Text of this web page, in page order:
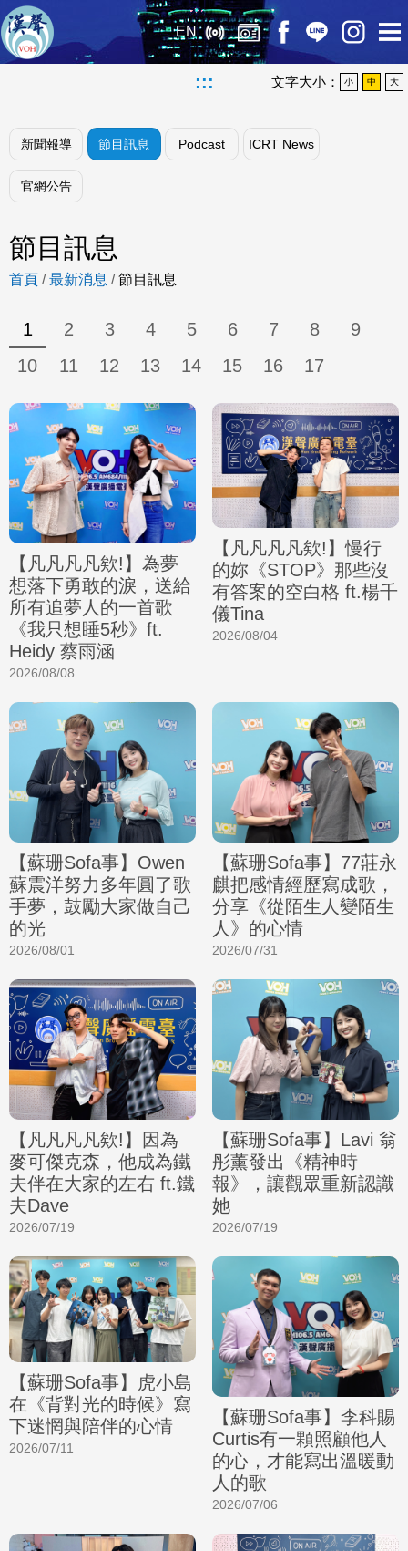
EN
::: 文字大小： 小 中 大
新聞報導 節目訊息 Podcast ICRT News
官網公告
節目訊息
首頁 /最新消息 /節目訊息
1 2 3 4 5 6 7 8
9
10
11 12 13 14 15 16 17
【凡凡凡凡欸!】為夢
想落下勇敢的淚，送給
所有追夢人的一首歌
《我只想睡5秒》ft.
Heidy 蔡雨涵
2026/08/08
【凡凡凡凡欸!】慢行
的妳《STOP》那些沒
有答案的空白格 ft.楊千
儀Tina
2026/08/04
【蘇珊Sofa事】Owen
蘇震洋努力多年圓了歌
手夢，鼓勵大家做自己
的光
2026/08/01
【蘇珊Sofa事】77莊永
麒把感情經歷寫成歌，
分享《從陌生人變陌生
人》的心情
2026/07/31
【凡凡凡凡欸!】因為
麥可傑克森，他成為鐵
夫伴在大家的左右 ft.鐵
夫Dave
2026/07/19
【蘇珊Sofa事】Lavi 翁
彤薰發出《精神時
報》，讓觀眾重新認識
她
2026/07/19
【蘇珊Sofa事】虎小島
在《背對光的時候》寫
下迷惘與陪伴的心情
2026/07/11
【蘇珊Sofa事】李科賜
Curtis有一顆照顧他人
的心，才能寫出溫暖動
人的歌
2026/07/06